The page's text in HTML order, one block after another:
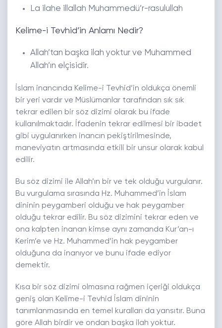
La ilahe illallah Muhammedü’r-rasulullah
Kelime-i Tevhid’in Anlamı Nedir?
Allah’tan başka ilah yoktur ve Muhammed
Allah’ın elçisidir.
İslam inancında Kelime-i Tevhid’in oldukça önemli
bir yeri vardır ve Müslümanlar tarafından sık sık
tekrar edilen bir söz dizimi olarak bu ifade
kullanılmaktadır. İfadenin tekrar edilmesi bir ibadet
gibi uygulanırken inancın pekiştirilmesinde,
maneviyatın artmasında etkili bir unsur olarak kabul
edilir.
Bu söz dizimi ile Allah’ın bir ve tek olduğu vurgulanır.
Bu vurgulama sırasında Hz. Muhammed’in İslam
dininin peygamberi olduğu ve hak peygamber
olduğu tekrar edilir. Bu söz dizimini tekrar eden ve
ona kalpten inanan kimse aynı zamanda Kur’an-ı
Kerim’e ve Hz. Muhammed’in hak peygamber
olduğuna da inanıyor ve bunu ifade ediyor
demektir.
Kısa bir söz dizimi olmasına rağmen içeriği oldukça
geniş olan Kelime-i Tevhid İslam dininin
tanımlanmasında en temel kuralları da yansıtır. Buna
göre Allah birdir ve ondan başka ilah yoktur.